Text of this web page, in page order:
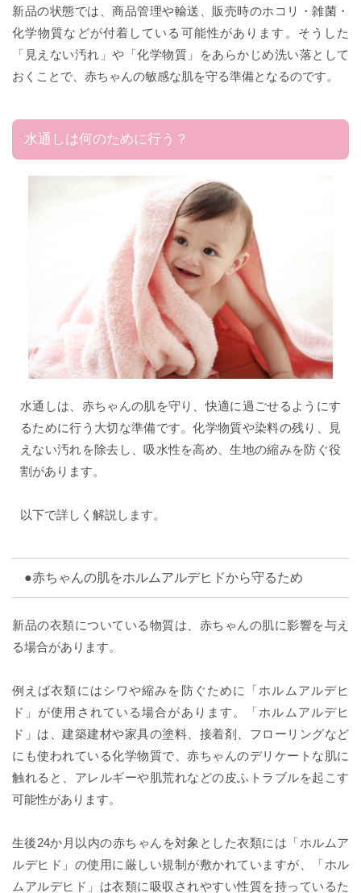
新品の状態では、商品管理や輸送、販売時のホコリ・雑菌・
化学物質などが付着している可能性があります。そうした
「見えない汚れ」や「化学物質」をあらかじめ洗い落として
おくことで、赤ちゃんの敏感な肌を守る準備となるのです。
水通しは何のために行う？
水通しは、赤ちゃんの肌を守り、快適に過ごせるようにす
るために行う大切な準備です。化学物質や染料の残り、見
えない汚れを除去し、吸水性を高め、生地の縮みを防ぐ役
割があります。
以下で詳しく解説します。
●赤ちゃんの肌をホルムアルデヒドから守るため
新品の衣類についている物質は、赤ちゃんの肌に影響を与え
る場合があります。
例えば衣類にはシワや縮みを防ぐために「ホルムアルデヒ
ド」が使用されている場合があります。「ホルムアルデヒ
ド」は、建築建材や家具の塗料、接着剤、フローリングなど
にも使われている化学物質で、赤ちゃんのデリケートな肌に
触れると、アレルギーや肌荒れなどの皮ふトラブルを起こす
可能性があります。
生後24か月以内の赤ちゃんを対象とした衣類には「ホルムア
ルデヒド」の使用に厳しい規制が敷かれていますが、「ホル
ムアルデヒド」は衣類に吸収されやすい性質を持っているた